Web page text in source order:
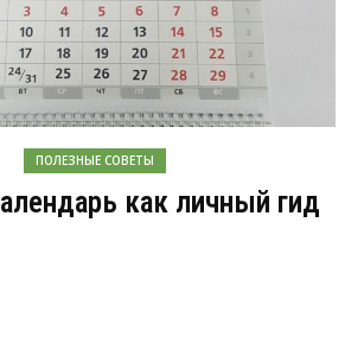
ПОЛЕЗНЫЕ СОВЕТЫ
как личный гид